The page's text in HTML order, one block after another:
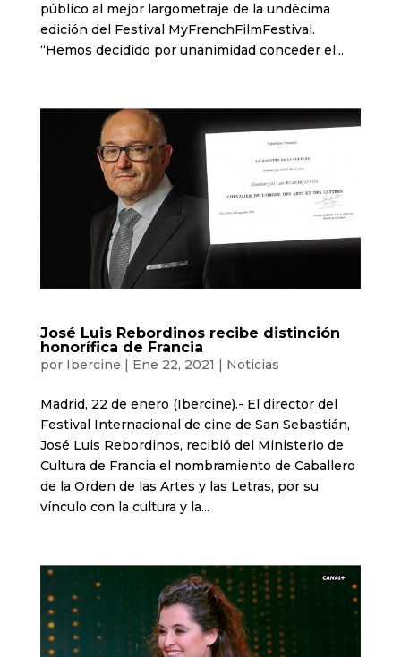
público al mejor largometraje de la undécima
edición del Festival MyFrenchFilmFestival.
“Hemos decidido por unanimidad conceder el...
José Luis Rebordinos recibe distinción
honorífica de Francia
por Ibercine | Ene 22, 2021 | Noticias
Madrid, 22 de enero (Ibercine).- El director del
Festival Internacional de cine de San Sebastián,
José Luis Rebordinos, recibió del Ministerio de
Cultura de Francia el nombramiento de Caballero
de la Orden de las Artes y las Letras, por su
vínculo con la cultura y la...